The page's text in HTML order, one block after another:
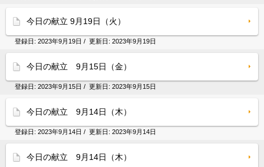
今日の献立 9月19日（火）
登録日: 2023年9月19日 / 更新日: 2023年9月19日
今日の献立 9月15日（金）
登録日: 2023年9月15日 / 更新日: 2023年9月15日
今日の献立 9月14日（木）
登録日: 2023年9月14日 / 更新日: 2023年9月14日
今日の献立 9月14日（木）